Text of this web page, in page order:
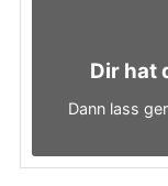
Dir hat
Dann lass